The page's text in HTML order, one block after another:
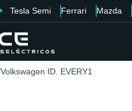
Tesla Semi Ferrari Mazda
Volkswagen ID. EVERY1